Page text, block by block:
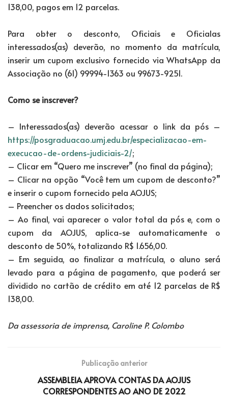
138,00, pagos em 12 parcelas.
Para obter o desconto, Oficiais e Oficialas
interessados(as) deverão, no momento da matrícula,
inserir um cupom exclusivo fornecido via WhatsApp da
Associação no (61) 99994-1363 ou 99673-9251.
Como se inscrever?
– Interessados(as) deverão acessar o link da pós –
https://posgraduacao.umj.edu.br/especializacao-em-
execucao-de-ordens-judiciais-2/;
– Clicar em “Quero me inscrever” (no final da página);
– Clicar na opção “Você tem um cupom de desconto?”
e inserir o cupom fornecido pela AOJUS;
– Preencher os dados solicitados;
– Ao final, vai aparecer o valor total da pós e, com o
cupom da AOJUS, aplica-se automaticamente o
desconto de 50%, totalizando R$ 1.656,00.
– Em seguida, ao finalizar a matrícula, o aluno será
levado para a página de pagamento, que poderá ser
dividido no cartão de crédito em até 12 parcelas de R$
138,00.
Da assessoria de imprensa, Caroline P. Colombo
Publicação anterior
ASSEMBLEIA APROVA CONTAS DA AOJUS
CORRESPONDENTES AO ANO DE 2022